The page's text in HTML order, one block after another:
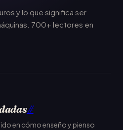
y lo que significa ser
700+ lectores en
#
en cómo enseño y pienso